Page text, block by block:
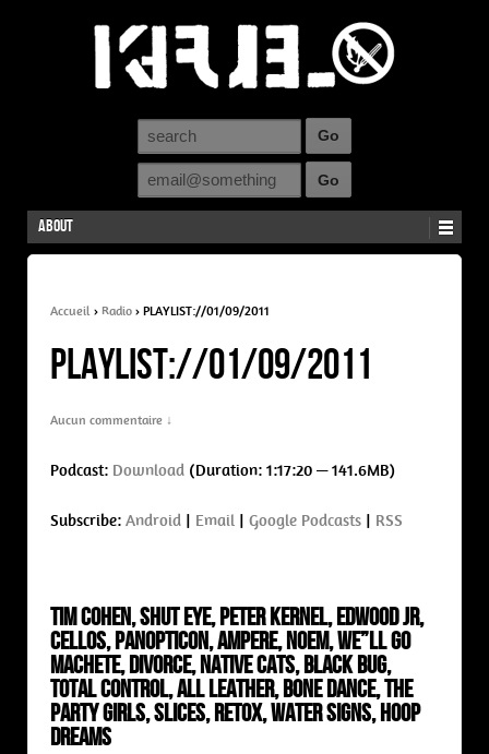
About
Accueil › Radio › PLAYLIST://01/09/2011
PLAYLIST://01/09/2011
Aucun commentaire ↓
Podcast: Download (Duration: 1:17:20 — 141.6MB)
Subscribe: Android Email Google Podcasts RSS
Tim Cohen, Shut Eye, Peter Kernel, Edwood Jr,
Cellos, Panopticon, Ampere, Noem,We”ll Go
Machete, Divorce, Native Cats, Black Bug,
Total Control, All Leather, Bone Dance, The
Party Girls, Slices, Retox, Water Signs, Hoop
Dreams